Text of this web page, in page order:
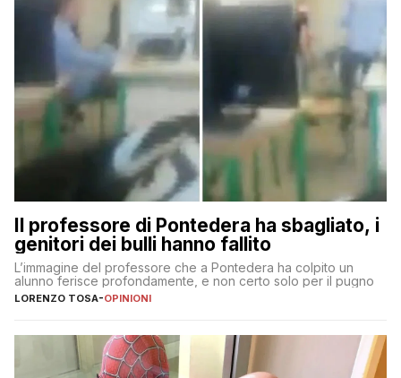
Il professore di Pontedera ha sbagliato, i
genitori dei bulli hanno fallito
L’immagine del professore che a Pontedera ha colpito un
alunno ferisce profondamente, e non certo solo per il pugno
LORENZO TOSA-OPINIONI